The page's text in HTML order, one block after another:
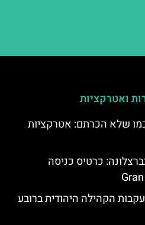
ואטרקציות
שלא הכרתם: אטרקציות
כרטיס כניסה
הקהילה היהודית ברובע